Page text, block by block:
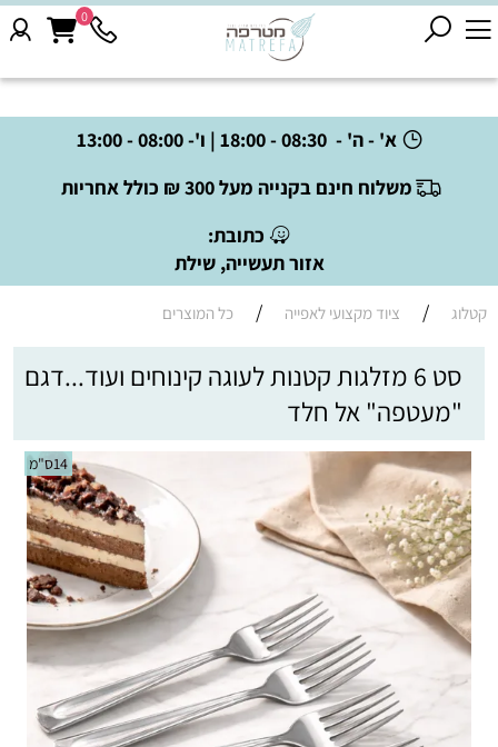
א' - ה' - 08:30 - 18:00 | ו'- 08:00 - 13:00
משלוח חינם בקנייה מעל 300 ₪ כולל אחריות
כתובת:
אזור תעשייה, שילת
0
קטלוג / ציוד מקצועי לאפייה / כל המוצרים
סט 6 מזלגות קטנות לעוגה קינוחים ועוד...דגם
"מעטפה" אל חלד
14ס"מ